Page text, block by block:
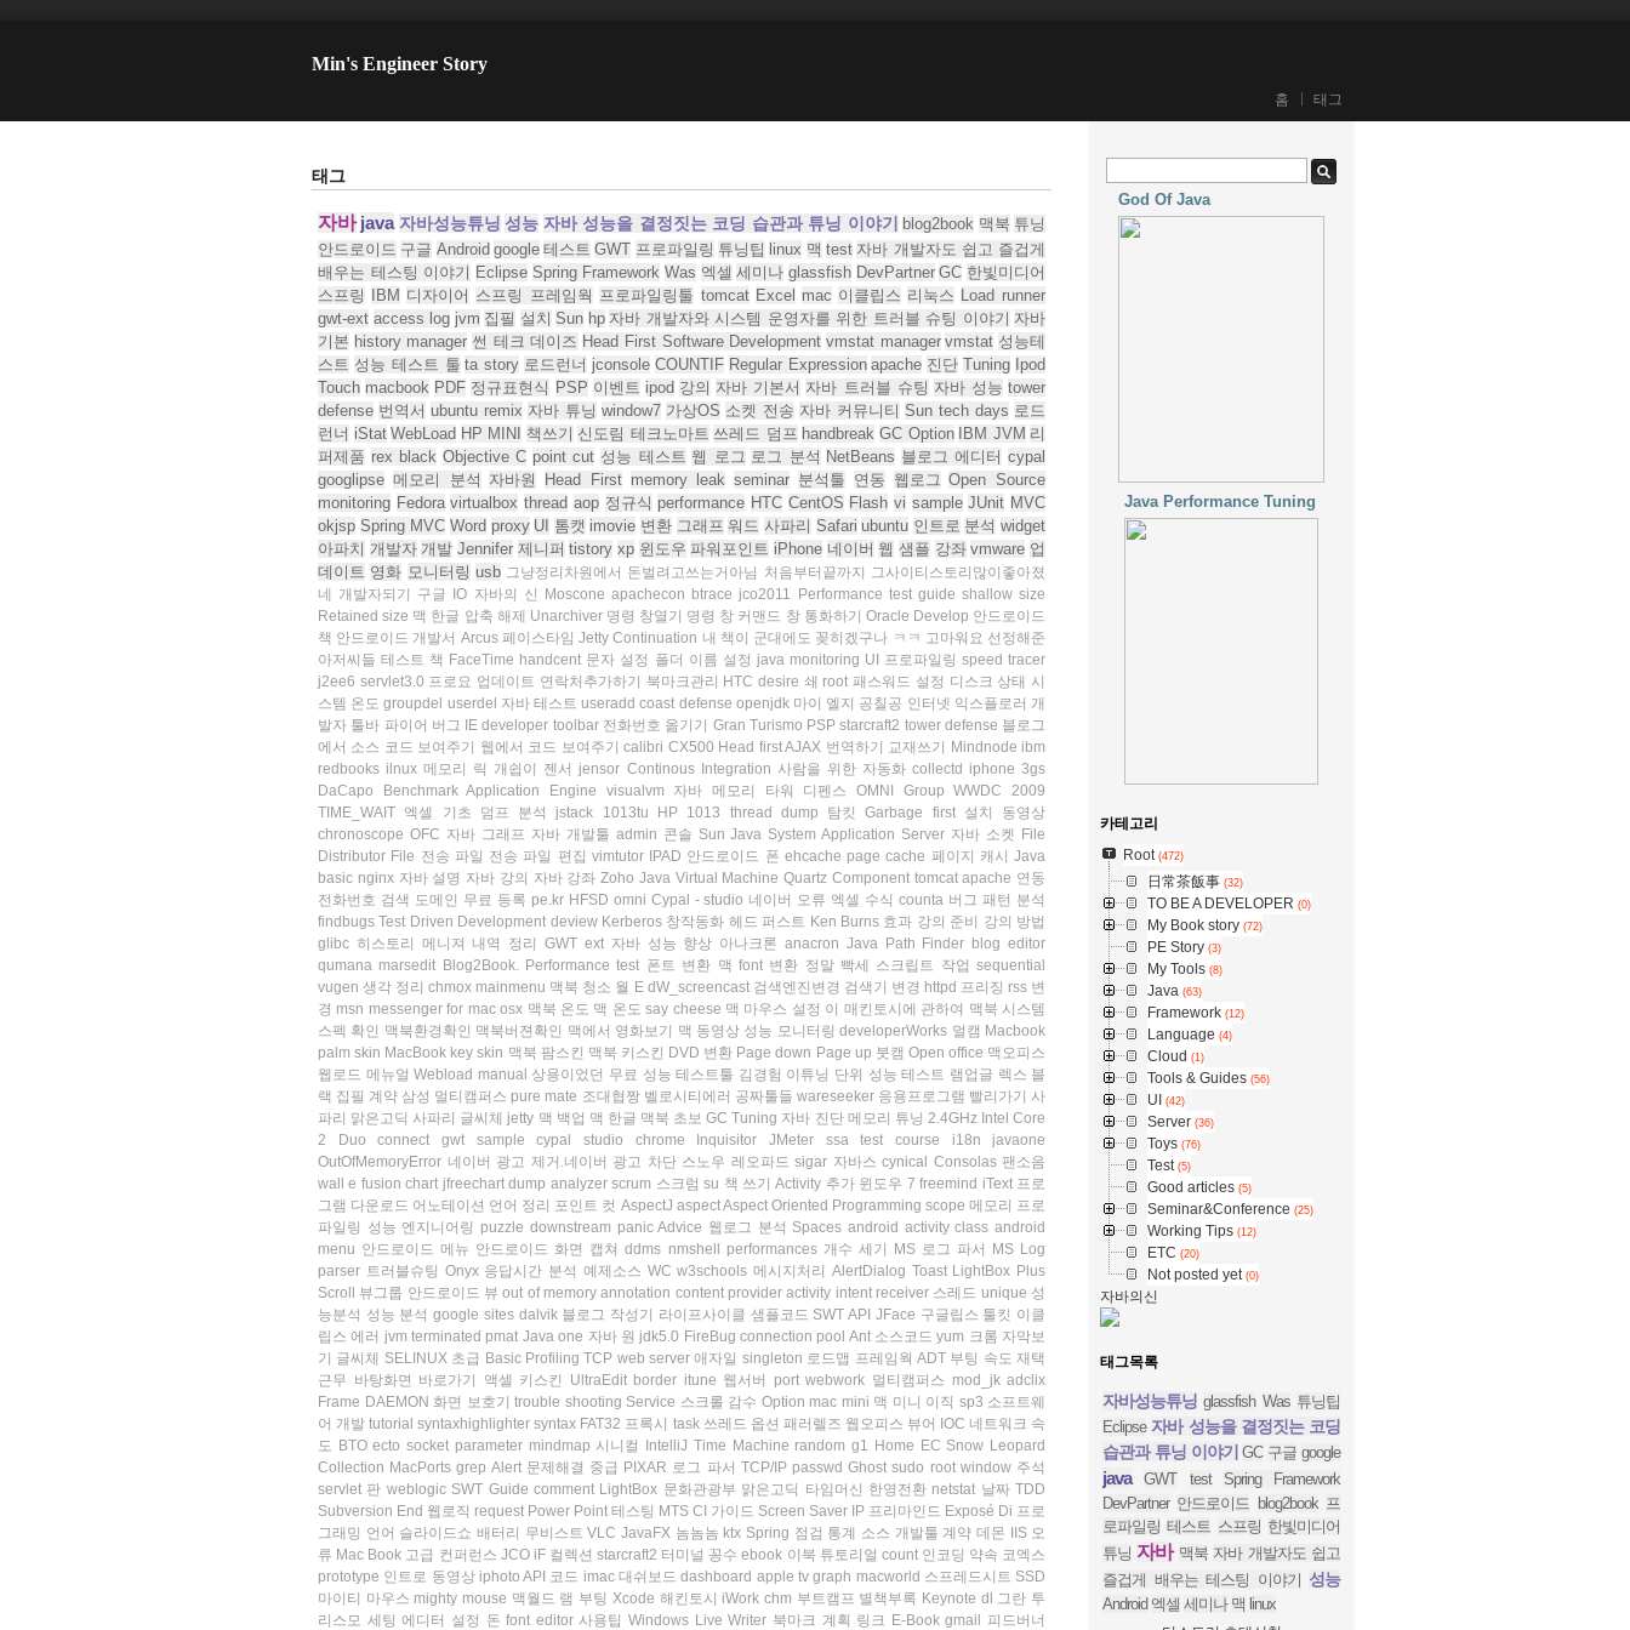
Min's Engineer Story
홈 태그
태그
자바 java 자바성능튜닝 성능 자바 성능을 결정짓는 코딩 습관과 튜닝 이야기 blog2book 맥북 튜닝
안드로이드 구글 Android google 테스트 GWT 프로파일링 튜닝팁 linux 맥 test 자바 개발자도 쉽고 즐겁게
배우는 테스팅 이야기 Eclipse Spring Framework Was 엑셀 세미나 glassfish DevPartner GC 한빛미디어
스프링
IBM 디자이어 스프링 프레임웍 프로파일링툴 tomcat Excel mac 이클립스 리눅스 Load runner
gwt-ext access log jvm 집필 설치 Sun hp 자바 개발자와 시스템 운영자를 위한 트러블 슈팅 이야기 자바
기본 history manager 썬 테크 데이즈 Head First Software Development vmstat manager vmstat 성능테
스트 성능 테스트 툴 ta story 로드런너 jconsole COUNTIF Regular Expression apache 진단 Tuning Ipod
Touch macbook PDF 정규표현식 PSP 이벤트 ipod 강의 자바 기본서 자바 트러블 슈팅 자바 성능 tower
defense 번역서 ubuntu remix 자바 튜닝 window7 가상OS 소켓 전송 자바 커뮤니티 Sun tech days 로드
런너 iStat WebLoad HP MINI 책쓰기 신도림 테크노마트 쓰레드 덤프 handbreak GC Option IBM JVM 리
퍼제품 rex black Objective C point cut 성능 테스트 웹 로그 로그 분석 NetBeans 블로그 에디터 cypal
googlipse 메모리 분석 자바원 Head First memory leak seminar 분석툴 연동 웹로그 Open Source
monitoring Fedora virtualbox thread aop 정규식 performance HTC CentOS Flash vi sample JUnit MVC
okjsp Spring MVC Word proxy UI 톰캣 imovie 변환 그래프 워드 사파리 Safari ubuntu 인트로 분석 widget
아파치 개발자 개발 Jennifer 제니퍼 tistory xp 윈도우 파워포인트 iPhone 네이버 웹 샘플 강좌 vmware 업
데이트 영화 모니터링 usb 그냥정리차원에서 돈벌려고쓰는거아님 처음부터끝까지
그사이티스토리많이좋아졌
네
개발자되기 구글 IO 자바의 신 Moscone apachecon btrace jco2011 Performance test guide shallow size
Retained size 맥 한글 압축 해제 Unarchiver 명령 창열기 명령 창 커맨드 창 통화하기 Oracle Develop 안드로이드
책 안드로이드 개발서 Arcus 페이스타임 Jetty Continuation 내 책이 군대에도 꽂히겠구나 ㅋㅋ 고마워요 선정해준
아저씨들 테스트 책 FaceTime handcent 문자 설정 폴더 이름 설정 java monitoring UI 프로파일링 speed tracer
j2ee6 servlet3.0 프로요 업데이트 연락처추가하기 북마크관리 HTC desire 쇄 root 패스워드 설정 디스크 상태 시
스템 온도 groupdel userdel 자바 테스트 useradd coast defense openjdk 마이 엘지 공칠공 인터넷 익스플로러 개
발자 툴바 파이어 버그 IE developer toolbar 전화번호 옮기기 Gran Turismo PSP starcraft2 tower defense 블로그
에서 소스 코드 보여주기
웹에서 코드 보여주기 calibri CX500 Head first AJAX 번역하기 교재쓰기 Mindnode ibm
redbooks ilnux 메모리 릭 개쉽이 젠서 jensor Continous Integration 사람을 위한 자동화 collectd iphone 3gs
DaCapo Benchmark Application Engine visualvm 자바 메모리 타워 디펜스 OMNI Group WWDC 2009
TIME_WAIT 엑셀 기초 덤프 분석 jstack 1013tu HP 1013 thread dump 탐킷 Garbage first 설치 동영상
chronoscope OFC 자바 그래프 자바 개발툴 admin 콘솔 Sun Java System Application Server 자바 소켓 File
Distributor File 전송 파일 전송 파일 편집 vimtutor IPAD 안드로이드 폰 ehcache page cache 페이지 캐시
Java
basic nginx 자바 설명 자바 강의 자바 강좌 Zoho Java Virtual Machine Quartz Component tomcat apache 연동
전화번호 검색 도메인 무료 등록 pe.kr HFSD omni Cypal - studio 네이버 오류 엑셀 수식 counta 버그 패턴 분석
findbugs Test Driven Development deview Kerberos 창작동화 헤드 퍼스트 Ken Burns 효과 강의 준비
강의 방법
glibc 히스토리 메니져 내역 정리 GWT ext 자바 성능 향상 아나크론 anacron Java Path Finder blog editor
qumana marsedit Blog2Book. Performance test 폰트 변환 맥 font 변환 정말 빡세 스크립트 작업 sequential
vugen 생각 정리 chmox mainmenu 맥북 청소 월 E dW_screencast 검색엔진변경 검색기 변경 httpd 프리징 rss 변
경 msn messenger for mac osx 맥북 온도 맥 온도 say cheese 맥 마우스 설정 이 매킨토시에 관하여 맥북 시스템
스펙 확인 맥북환경확인 맥북버젼확인 맥에서 영화보기 맥 동영상 성능 모니터링 developerWorks 멀캠 Macbook
palm skin MacBook key skin 맥북 팜스킨 맥북 키스킨 DVD 변환 Page down Page up 붓캠 Open office 맥오피스
웹로드 메뉴얼 Webload manual 상용이었던 무료 성능 테스트툴 김경험 이튜닝 단위 성능 테스트 램업글 렉스 블
랙 집필 계약 삼성 멀티캠퍼스 pure mate 조대협짱 벨로시티에러 공짜툴들 wareseeker 응용프로그램 빨리가기
사
파리 맑은고딕 사파리 글씨체 jetty 맥 백업 맥 한글 맥북 초보 GC Tuning 자바 진단 메모리 튜닝 2.4GHz Intel Core
2 Duo
connect gwt sample cypal studio chrome Inquisitor JMeter ssa test course i18n
javaone
OutOfMemoryError 네이버 광고 제거.네이버 광고 차단 스노우 레오파드 sigar 자바스 cynical Consolas 팬소음
wall e fusion chart jfreechart dump analyzer scrum 스크럼 su 책 쓰기 Activity 추가 윈도우 7 freemind iText 프로
그램 다운로드 어노테이션 언어 정리 포인트 컷 AspectJ aspectAspect Oriented Programming scope 메모리 프로
파일링 성능 엔지니어링 puzzle downstream panic Advice 웹로그 분석 Spaces android activity class android
menu 안드로이드 메뉴 안드로이드 화면 캡쳐 ddms nmshell performances 개수 세기 MS 로그 파서
MS Log
parser 트러블슈팅 Onyx 응답시간 분석 예제소스 WC w3schools 메시지처리 AlertDialog Toast LightBox Plus
Scroll
뷰그룹 안드로이드 뷰 out of memory annotation content provider activity intent receiver 스레드 unique 성
능분석 성능 분석 google sites dalvik 블로그 작성기 라이프사이클 샘플코드 SWT API JFace 구글립스 툴킷 이클
립스 에러 jvm terminated pmat Java one 자바 원 jdk5.0 FireBug connection pool Ant 소스코드 yum 크롬 자막보
기
글씨체 SELINUX 초급 Basic Profiling TCP web server 애자일 singleton 로드맵 프레임웍 ADT 부팅 속도 재택
근무 바탕화면 바로가기 액셀 키스킨 UltraEdit border itune 웹서버 port webwork 멀티캠퍼스 mod_jk adclix
Frame DAEMON 화면 보호기 trouble shooting Service 스크롤 감수 Option mac mini 맥 미니 이직 sp3 소프트웨
어 개발 tutorial syntaxhighlighter syntax FAT32 프록시 task 쓰레드 옵션 패러렐즈 웹오피스 뷰어 IOC 네트워크 속
도 BTO ecto socket parameter mindmap 시니컬 IntelliJ Time Machine random g1 Home EC Snow Leopard
Collection MacPorts grep Alert 문제해결 중급 PIXAR 로그 파서 TCP/IP passwd Ghost sudo root window 주석
servlet 판 weblogic SWT Guide comment LightBox 문화관광부 맑은고딕 타임머신 한영전환 netstat 날짜 TDD
Subversion End 웹로직 request Power Point 테스팅 MTS CI 가이드 Screen Saver IP 프리마인드 Exposé Di 프로
그래밍 언어 슬라이드쇼 배터리 무비스트 VLC JavaFX 놈놈놈 ktx Spring 점검 통계 소스 개발툴 계약 데몬 IIS 오
류 Mac Book 고급 컨퍼런스 JCO iF 컬렉션 starcraft2 터미널 꽁수 ebook 이북 튜토리얼 count 인코딩 약속 코엑스
prototype 인트로 동영상 iphoto API 코드 imac 대쉬보드 dashboard apple tv graph macworld 스프레드시트 SSD
마이티 마우스 mighty mouse 맥월드 램 부팅 Xcode 해킨토시 iWork chm 부트캠프 별책부록 Keynote dl
그란 투
리스모 세팅 에디터 설정 돈 font editor 사용팁 Windows Live Writer 북마크 계획 링크 E-Book gmail 피드버너
God Of Java
Java Performance Tuning
카테고리
Root (472)
日常茶飯事 (32)
TO BE A DEVELOPER (0)
My Book story (72)
PE Story (3)
My Tools (8)
Java (63)
Framework (12)
Language (4)
Cloud (1)
Tools & Guides (56)
UI (42)
Server (36)
Toys (76)
Test (5)
Good articles (5)
Seminar&Conference (25)
Working Tips (12)
ETC (20)
Not posted yet (0)
자바의신
태그목록
자바성능튜닝 glassfish Was 튜닝팁
Eclipse 자바 성능을 결정짓는 코딩
습관과 튜닝 이야기 GC 구글 google
java GWT test
Spring Framework
DevPartner 안드로이드 blog2book 프
로파일링 테스트 스프링 한빛미디어
튜닝 자바 맥북 자바 개발자도 쉽고
즐겁게 배우는 테스팅 이야기 성능
Android 엑셀 세미나 맥 linux